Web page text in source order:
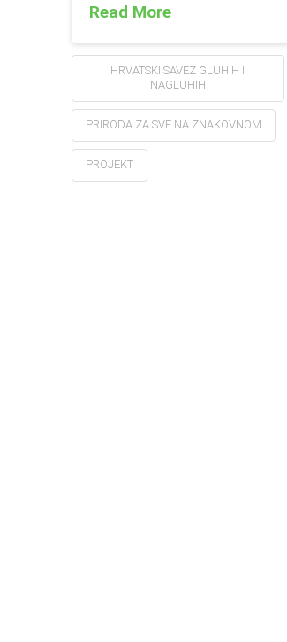
Read More
HRVATSKI SAVEZ GLUHIH I
NAGLUHIH
PRIRODA ZA SVE NA ZNAKOVNOM
PROJEKT